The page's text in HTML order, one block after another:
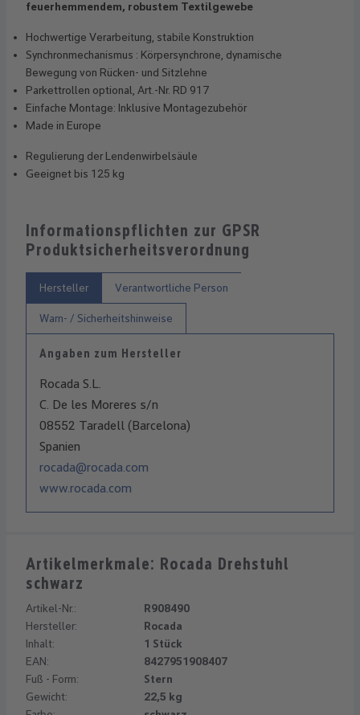
feuerhemmendem, robustem Textilgewebe
Hochwertige Verarbeitung, stabile Konstruktion
Synchronmechanismus : Körpersynchrone, dynamische
Bewegung von Rücken- und Sitzlehne
Parkettrollen optional, Art.-Nr. RD 917
Einfache Montage: Inklusive Montagezubehör
Made in Europe
Regulierung der Lendenwirbelsäule
Geeignet bis 125 kg
Informationspflichten zur GPSR
Produktsicherheitsverordnung
Hersteller Verantwortliche Person
Warn- / Sicherheitshinweise
Angaben zum Hersteller
Rocada S.L.
C. De les Moreres s/n
08552 Taradell (Barcelona)
Spanien
rocada@rocada.com
www.rocada.com
Artikelmerkmale: Rocada Drehstuhl
schwarz
Artikel-Nr.:
R908490
Hersteller:
Rocada
Inhalt:
1 Stück
EAN:
8427951908407
Fuß - Form:
Stern
Gewicht:
22,5 kg